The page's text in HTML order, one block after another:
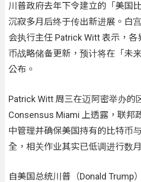
川普政府去年下令建立的「美国
沉寂多月后终于传出新进展。白
会执行主任 Patrick Witt 表示，
币战略储备更新，预计将在「未
公布。
Patrick Witt 周三在迈阿密举办的
Consensus Miami 上透露，联邦
中管理并确保美国持有的比特币
全，相关作业其实已低调进行数
自美国总统川普（Donald Trump